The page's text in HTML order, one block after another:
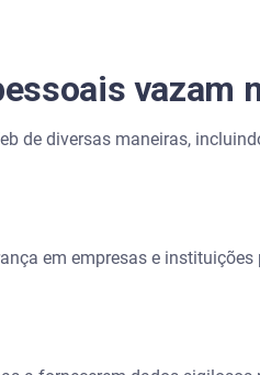
de dados?
na Dark Web
vazam
de diversas maneiras,
em empresas e